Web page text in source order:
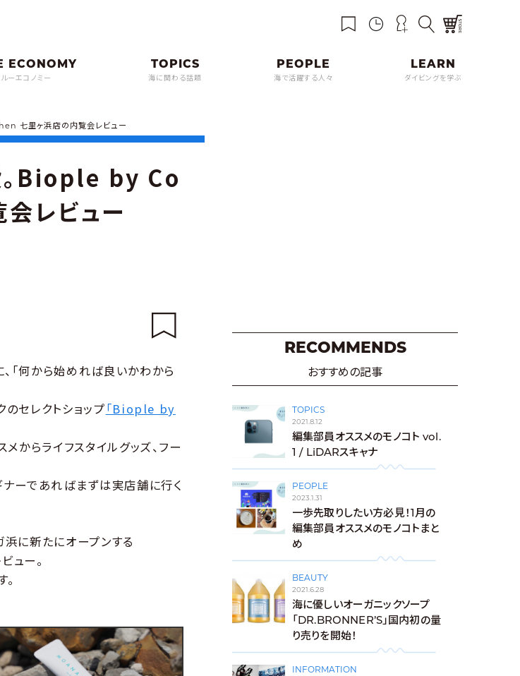
ーエコノミー 海に関わる話題 海で活躍する人々 ダイビングを学ぶ
七里ヶ浜店の内覧会レビュー
。Biople by Co
レビュー
「何から始めれば良いかわから
セレクトショップ「Biople by
からライフスタイルグッズ、フー
ナーであればまずは実店舗に行く
に新たにオープンする
ュー。
RECOMMENDS
おすすめの記事
TOPICS
2021.8.12
編集部員オススメのモノコト vol.
1 / LiDARスキャナ
PEOPLE
2023.1.31
一歩先取りしたい方必見！1月の
編集部員オススメのモノコトまと
め
BEAUTY
2021.6.28
海に優しいオーガニックソープ
「DR.BRONNER’S」国内初の量
り売りを開始！
INFORMATION